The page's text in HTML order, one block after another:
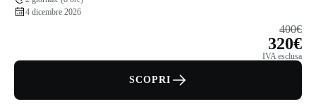
4 dicembre 2026
400€
320€
IVA esclusa
SCOPRI